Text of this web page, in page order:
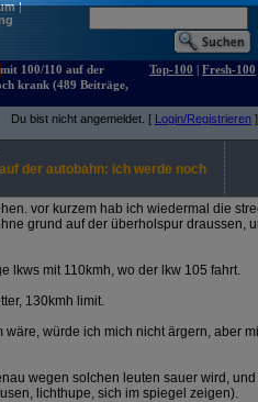
|
mit 100/110 auf der
krank (489 Beiträge,
Top-100 | Fresh-100
Du bist nicht angemeldet. [ Login/Registrieren ]
der autobahn: ich werde noch
vor kurzem hab ich wiedermal die
grund auf der überholspur draussen,
lkws mit 110kmh, wo der lkw 105 fahrt.
130kmh limit.
würde ich mich nicht ärgern, aber
wegen solchen leuten sauer wird,
lichthupe, sich im spiegel zeigen).